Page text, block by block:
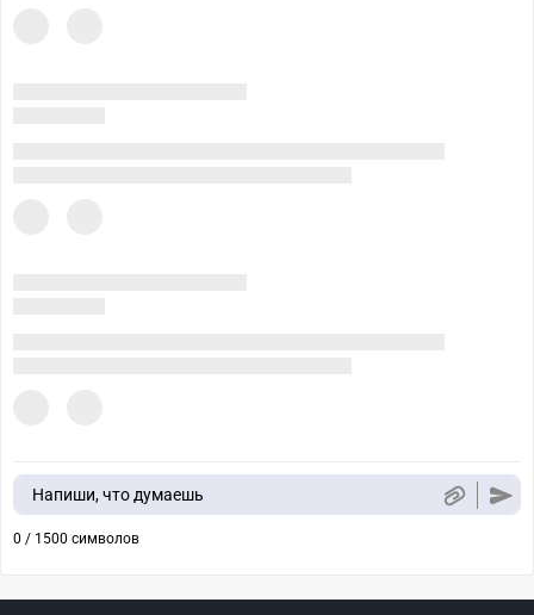
Напиши, что думаешь
0 / 1500 символов